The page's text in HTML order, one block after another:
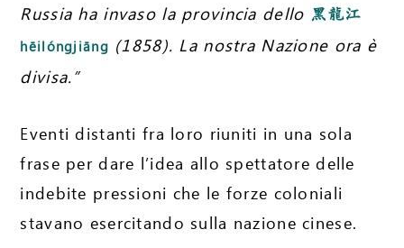
Russia ha invaso la provincia dello 黑龍江
hēilóngjiāng (1858). La nostra Nazione ora è
divisa.”
Eventi distanti fra loro riuniti in una sola
frase per dare l’idea allo spettatore delle
indebite pressioni che le forze coloniali
stavano esercitando sulla nazione cinese.